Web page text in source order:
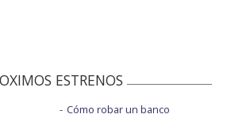
ESTRENOS
Cómo robar un banco